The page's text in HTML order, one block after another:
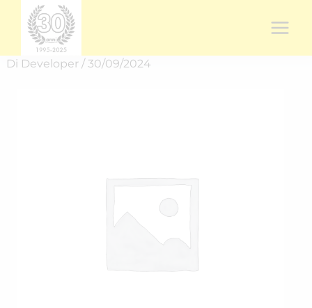
contenuto
Di Developer /30/09/2024